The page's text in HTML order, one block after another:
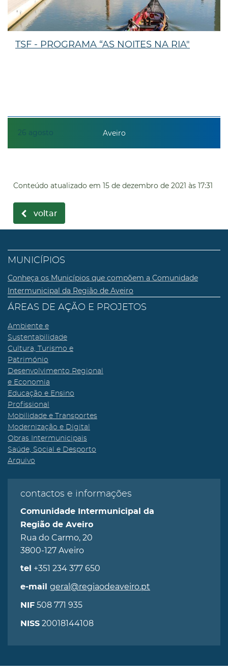
26 agosto
TSF - PROGRAMA “AS NOITES NA RIA"
Aveiro
Conteúdo atualizado em 15 de dezembro de 2021 às 17:31
voltar
MUNICÍPIOS
Conheça os Municípios que compõem a Comunidade
Intermunicipal da Região de Aveiro
ÁREAS DE AÇÃO E PROJETOS
Ambiente e
Sustentabilidade
Cultura, Turismo e
Património
Desenvolvimento Regional
e Economia
Educação e Ensino
Profissional
Mobilidade e Transportes
Modernização e Digital
Obras Intermunicipais
Saúde, Social e Desporto
Arquivo
contactos e informações
Comunidade Intermunicipal da
Região de Aveiro
Rua do Carmo, 20
3800-127 Aveiro
tel +351 234 377 650
e-mail geral@regiaodeaveiro.pt
NIF 508 771 935
NISS 20018144108